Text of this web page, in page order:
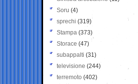
Soru (4)
sprechi (319)
Stampa (373)
Storace (47)
subappalti (31)
televisione(244)
terremoto (402)